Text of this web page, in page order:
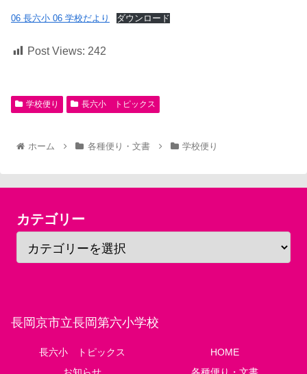
06 長六小 06 学校だより ダウンロード
Post Views: 242
学校便り 長六小 トピックス
ホーム 各種便り・文書 学校便り
カテゴリー
長岡京市立長岡第六小学校
長六小 トピックス
HOME